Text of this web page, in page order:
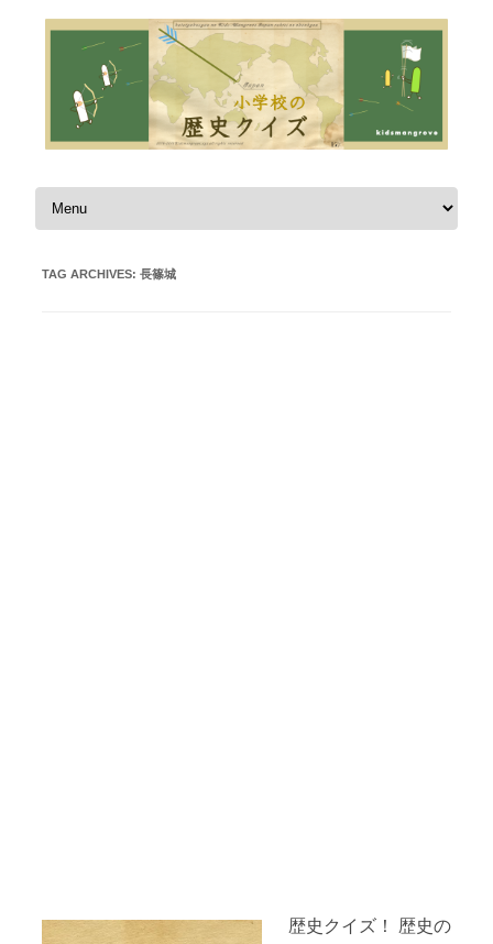
Skip to content
TAG ARCHIVES: 長篠城
歴史クイズ！ 歴史の